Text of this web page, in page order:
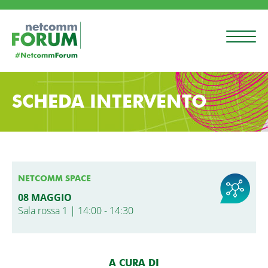
SCHEDA INTERVENTO
NETCOMM SPACE
08 MAGGIO
Sala rossa 1 | 14:00 - 14:30
A CURA DI